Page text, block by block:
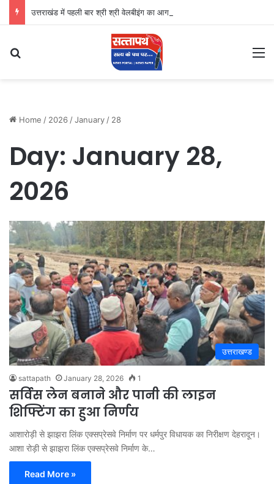
उत्तराखंड में पहली बार श्री श्री वेलबीइंग का आगमन
Home / 2026 /January / 28
Day: January 28,
2026
उत्तराखण्ड
sattapath January 28, 2026 1
सर्विस लेन बनाने और पानी की लाइन
शिफ्टिंग का हुआ निर्णय
आशारोड़ी से झाझरा लिंक एक्सप्रेसवे निर्माण पर धर्मपुर विधायक का निरीक्षण देहरादून।
आशा रोड़ी से झाझरा लिंक एक्सप्रेसवे निर्माण के…
Read More »